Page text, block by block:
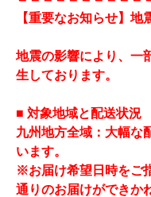
【重要なお知らせ】
地震の影響により、一
生しております。
■ 対象地域と配送状況
九州地方全域：大幅な
います。
※お届け希望日時をご
通りのお届けができか